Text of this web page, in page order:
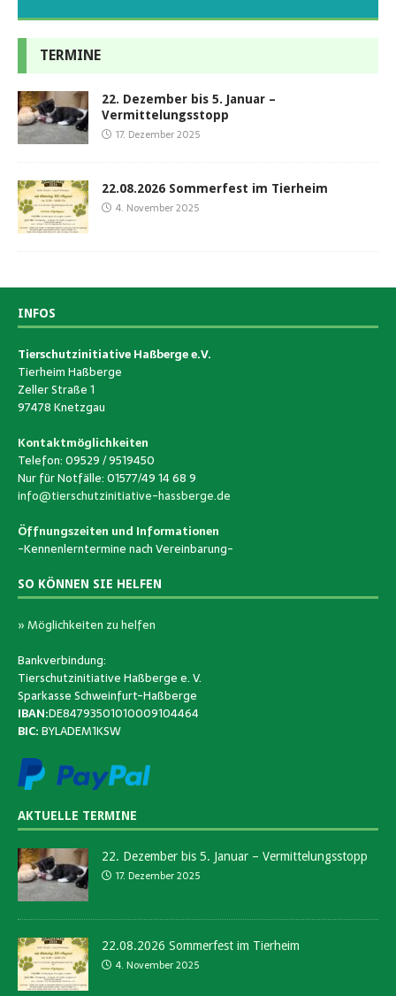
TERMINE
22. Dezember bis 5. Januar –
Vermittelungsstopp
17. Dezember 2025
22.08.2026 Sommerfest im Tierheim
4. November 2025
INFOS
Tierschutzinitiative Haßberge e.V.
Tierheim Haßberge
Zeller Straße 1
97478 Knetzgau
Kontaktmöglichkeiten
Telefon: 09529 / 9519450
Nur für Notfälle: 01577/49 14 68 9
info@tierschutzinitiative-hassberge.de
Öffnungszeiten und Informationen
-Kennenlerntermine nach Vereinbarung-
SO KÖNNEN SIE HELFEN
» Möglichkeiten zu helfen
Bankverbindung:
Tierschutzinitiative Haßberge e. V.
Sparkasse Schweinfurt-Haßberge
IBAN:DE84793501010009104464
BIC:BYLADEM1KSW
AKTUELLE TERMINE
22. Dezember bis 5. Januar – Vermittelungsstopp
17. Dezember 2025
22.08.2026 Sommerfest im Tierheim
4. November 2025